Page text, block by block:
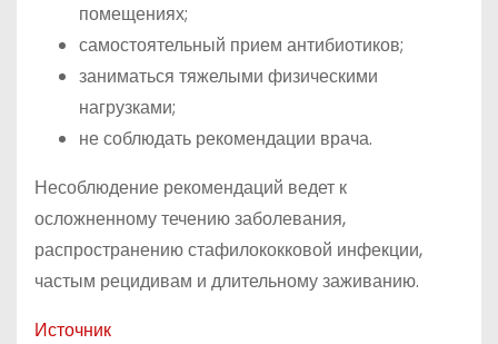
помещениях;
самостоятельный прием антибиотиков;
заниматься тяжелыми физическими
нагрузками;
не соблюдать рекомендации врача.
Несоблюдение рекомендаций ведет к
осложненному течению заболевания,
распространению стафилококковой инфекции,
частым рецидивам и длительному заживанию.
Источник